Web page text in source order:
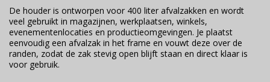
De houder is ontworpen voor 400 liter afvalzakken en wordt
veel gebruikt in magazijnen, werkplaatsen, winkels,
evenementenlocaties en productieomgevingen. Je plaatst
eenvoudig een afvalzak in het frame en vouwt deze over de
randen, zodat de zak stevig open blijft staan en direct klaar is
voor gebruik.